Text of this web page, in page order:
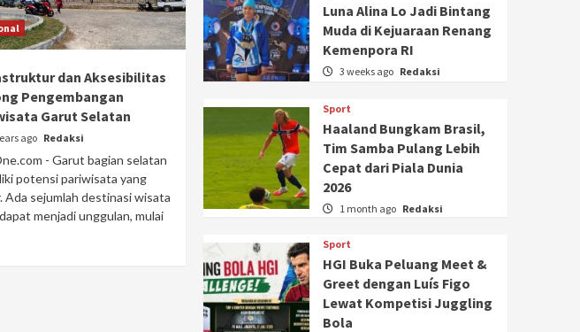
dan Aksesibilitas
Pengembangan
Garut Selatan
ago Redaksi
- Garut bagian selatan
potensi pariwisata yang
Ada sejumlah destinasi wisata
menjadi unggulan, mulai
Luna Alina Lo Jadi Bintang
Muda di Kejuaraan Renang
Kemenpora RI
3 weeks ago Redaksi
Sport
Haaland Bungkam Brasil,
Tim Samba Pulang Lebih
Cepat dari Piala Dunia
2026
1 month ago Redaksi
Sport
HGI Buka Peluang Meet &
Greet dengan Luís Figo
Lewat Kompetisi Juggling
Bola